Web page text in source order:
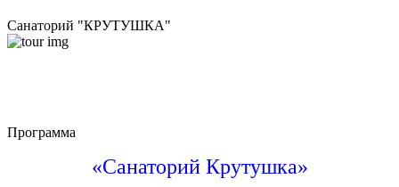
Санаторий "КРУТУШКА"
Программа
«Санаторий Крутушка»